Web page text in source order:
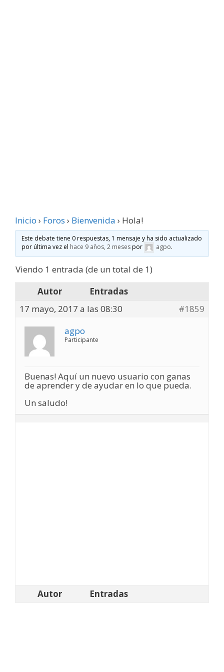
Inicio › Foros › Bienvenida › Hola!
Este debate tiene 0 respuestas, 1 mensaje y ha sido actualizado
por última vez el hace 9 años, 2 mesespor agpo.
Viendo 1 entrada (de un total de 1)
Autor
Entradas
17 mayo, 2017 a las 08:30
#1859
agpo
Participante
Buenas! Aquí un nuevo usuario con ganas
de aprender y de ayudar en lo que pueda.
Un saludo!
Autor Entradas